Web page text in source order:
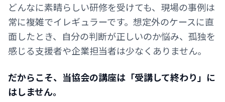
どんなに素晴らしい研修を受けても、現場の事例は
常に複雑でイレギュラーです。想定外のケースに直
面したとき、自分の判断が正しいのか悩み、孤独を
感じる支援者や企業担当者は少なくありません。
だからこそ、当協会の講座は「受講して終わり」に
はしません。